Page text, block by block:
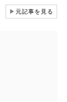
▶元記事を見る